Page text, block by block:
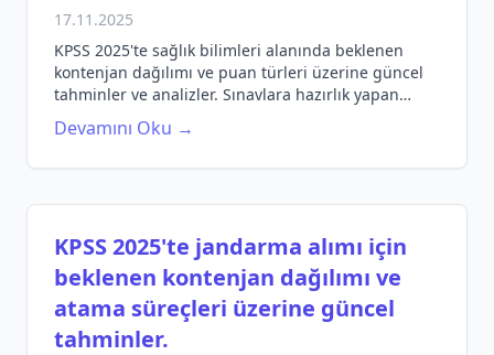
17.11.2025
KPSS 2025'te sağlık bilimleri alanında beklenen
kontenjan dağılımı ve puan türleri üzerine güncel
tahminler ve analizler. Sınavlara hazırlık yapan
öğrenciler için kritik bilgiler.
Devamını Oku →
KPSS 2025'te jandarma alımı için
beklenen kontenjan dağılımı ve
atama süreçleri üzerine güncel
tahminler.